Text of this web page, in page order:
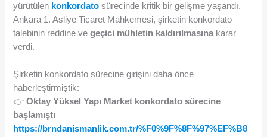
yürütülen konkordatosürecinde kritik bir gelişme yaşandı.
Ankara 1. Asliye Ticaret Mahkemesi, şirketin konkordato
talebinin reddine vegeçici mühletin kaldırılmasına karar
verdi.
Şirketin konkordato sürecine girişini daha önce
haberleştirmiştik:
👉Oktay Yüksel Yapı Market konkordato sürecine
başlamıştı
https://brndanismanlik.com.tr/%F0%9F%8F%97%EF%B8